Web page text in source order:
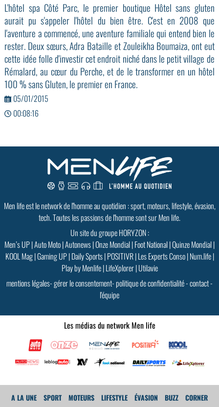
L'hôtel spa Côté Parc, le premier boutique Hôtel sans gluten
aurait pu s'appeler l'hôtel du bien être. C'est en 2008 que
l'aventure a commencé, une aventure familiale qui entend bien le
rester. Deux sœurs, Adra Bataille et Zouleikha Boumaiza, ont eut
cette idée folle d'investir cet endroit niché dans le petit village de
Rémalard, au cœur du Perche, et de le transformer en un hôtel
100 % sans Gluten, le premier en France.
05/01/2015
00:08:16
Men life est le network de l'homme au quotidien : sport, moteurs, lifestyle, évasion,
tech. Toutes les passions de l'homme sont sur Men life.
Un site du groupe HORYZON :
Men’s UP|Auto Moto|Autonews|Onze Mondial|Foot National|Quinze Mondial|
KOOL Mag|Gaming UP|Daily Sports|POSITIVR|Les Experts Conso|Num.life|
Play by Menlife|LifeXplorer|Utilavie
mentions légales-gérer le consentement-politique de confidentialité-contact-
l'équipe
Les médias du network Men life
A LA UNE SPORT MOTEURS LIFESTYLE ÉVASION BUZZ CORNER